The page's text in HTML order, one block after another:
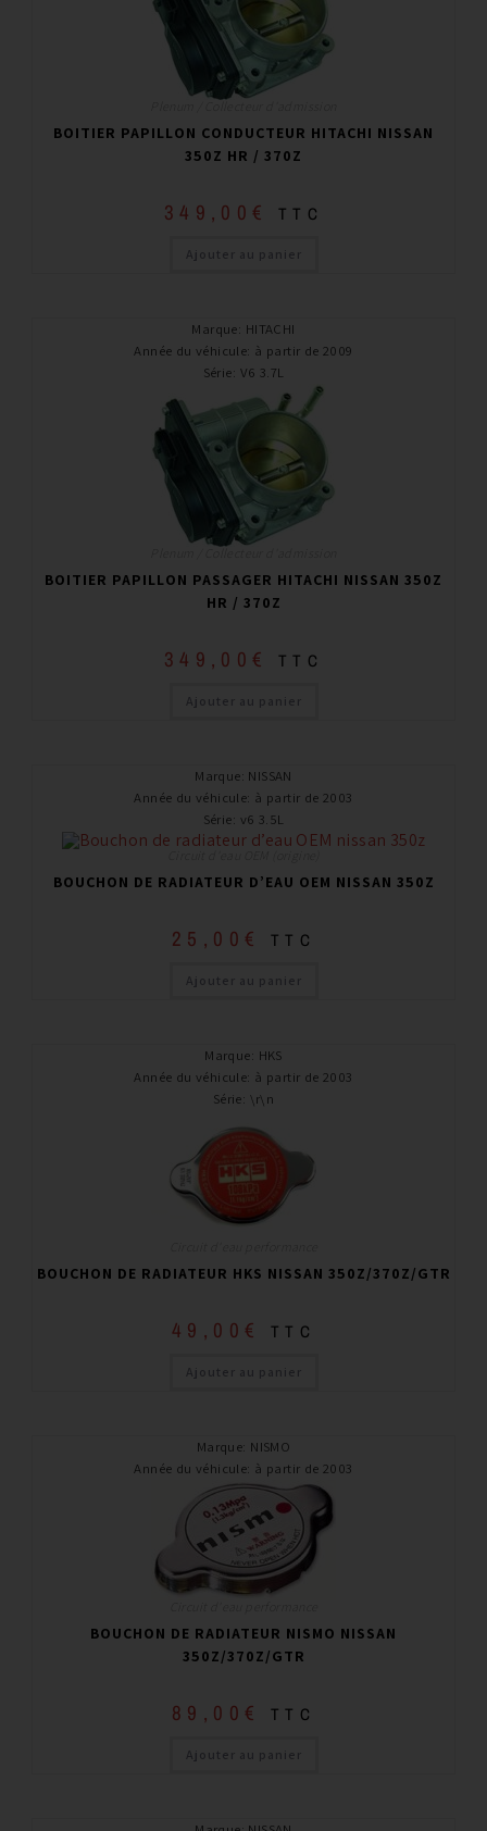
BOITIER PAPILLON CONDUCTEUR HITACHI NISSAN
350Z HR / 370Z
349,00 € TTC
Ajouter au panier
Marque: HITACHI
Année du véhicule: à partir de 2009
Série: V6 3.7L
BOITIER PAPILLON PASSAGER HITACHI NISSAN 350Z
HR / 370Z
349,00 € TTC
Ajouter au panier
Marque: NISSAN
Année du véhicule: à partir de 2003
Série: v6 3.5L
BOUCHON DE RADIATEUR D’EAU OEM NISSAN 350Z
25,00 € TTC
Ajouter au panier
Marque: HKS
Année du véhicule: à partir de 2003
Série: \r\n
BOUCHON DE RADIATEUR HKS NISSAN 350Z/370Z/GTR
49,00 € TTC
Ajouter au panier
Marque: NISMO
Année du véhicule: à partir de 2003
BOUCHON DE RADIATEUR NISMO NISSAN
350Z/370Z/GTR
89,00 € TTC
Ajouter au panier